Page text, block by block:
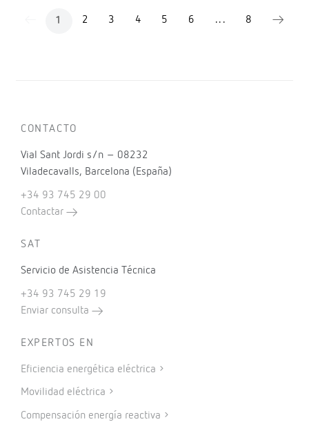
1 2 3 4 5 6 ... 8
CONTACTO
Vial Sant Jordi s/n – 08232
Viladecavalls, Barcelona (España)
+34 93 745 29 00
Contactar
SAT
Servicio de Asistencia Técnica
+34 93 745 29 19
Enviar consulta
EXPERTOS EN
Eficiencia energética eléctrica
Movilidad eléctrica
Compensación energía reactiva